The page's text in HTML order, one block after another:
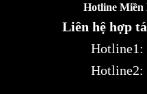
Hotline Miền
Liên hệ hợp
Hotline1:
Hotline2: